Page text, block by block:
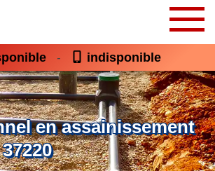
- indisponible
en assainissement